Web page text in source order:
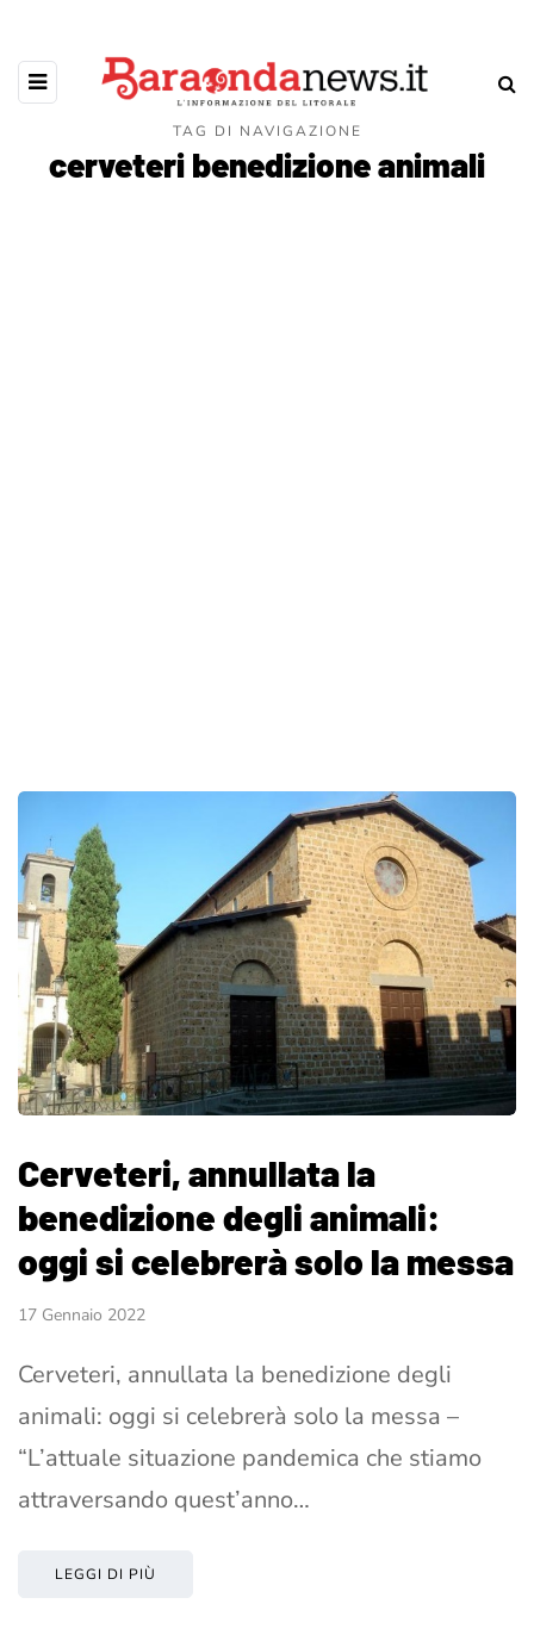
TAG DI NAVIGAZIONE
cerveteri benedizione animali
Cerveteri, annullata la
benedizione degli animali:
oggi si celebrerà solo la messa
17 Gennaio 2022
Cerveteri, annullata la benedizione degli
animali: oggi si celebrerà solo la messa –
“L’attuale situazione pandemica che stiamo
attraversando quest’anno…
LEGGI DI PIÙ